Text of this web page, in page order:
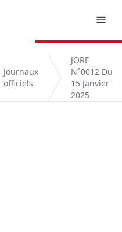
Journaux
officiels
JORF
N°0012 Du
15 Janvier
2025